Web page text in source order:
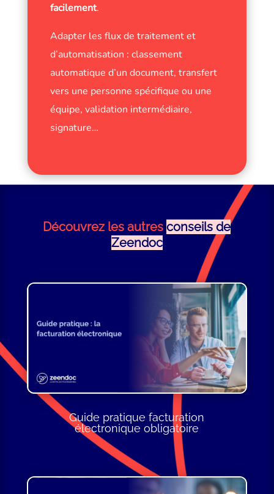
facilement.
Adapter les flux de traitement et
d’automatisation : classement
automatique d’un document, transfert
vers une personne spécifique ou une
équipe, validation intermédiaire,
signature…
Découvrez les autresconseils de
Zeendoc
Guide pratique facturation
électronique obligatoire